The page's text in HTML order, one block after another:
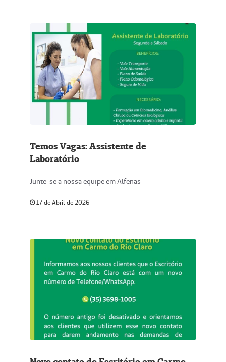
Temos Vagas: Assistente de
Laboratório
Junte-se a nossa equipe em Alfenas
17 de Abril de 2026